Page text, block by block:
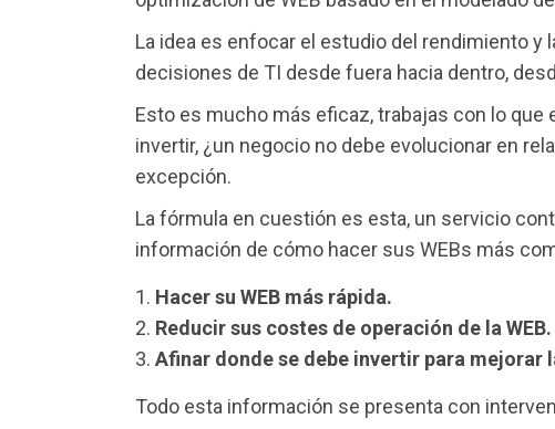
La idea es enfocar el estudio del rendimiento
decisiones de TI desde fuera hacia dentro,
Esto es mucho más eficaz, trabajas con lo
invertir, ¿un negocio no debe evolucionar en
excepción.
La fórmula en cuestión es esta, un servicio
información de cómo hacer sus WEBs más
Hacer su WEB más rápida.
Reducir sus costes de operación de la WEB.
Afinar donde se debe invertir para mejorar
Todo esta información se presenta con